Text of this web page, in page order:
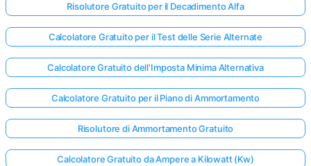
Risolutore Gratuito per il Decadimento Alfa
Calcolatore Gratuito per il Test delle Serie Alternate
Calcolatore Gratuito dell'Imposta Minima Alternativa
Calcolatore Gratuito per il Piano di Ammortamento
Risolutore di Ammortamento Gratuito
Calcolatore Gratuito da Ampere a Kilowatt (Kw)